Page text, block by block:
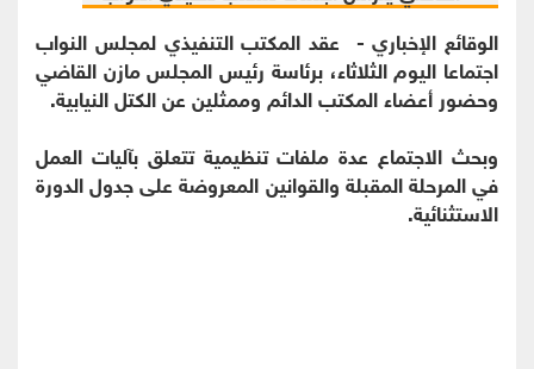
الوقائع الإخباري - عقد المكتب التنفيذي لمجلس النواب
اجتماعا اليوم الثلاثاء، برئاسة رئيس المجلس مازن القاضي
وحضور أعضاء المكتب الدائم وممثلين عن الكتل النيابية.
وبحث الاجتماع عدة ملفات تنظيمية تتعلق بآليات العمل
في المرحلة المقبلة والقوانين المعروضة على جدول الدورة
الاستثنائية.